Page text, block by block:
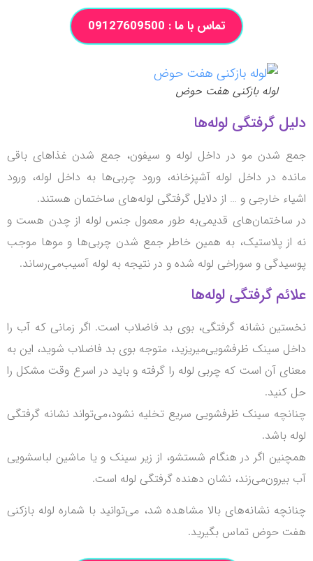
تماس با ما : 09127609500
لوله بازکنی هفت حوض
گرفتگی لوله‌ها
شدن مو در داخل لوله و سیفون، جمع شدن غذاهای باقی
در داخل لوله آشپزخانه، ورود چربی‌ها به داخل لوله، ورود
خارجی و … از دلایل گرفتگی لوله‌های ساختمان هستند.
قدیمی‌به طور معمول جنس لوله از چدن هست و
پلاستیک، به همین خاطر جمع شدن چربی‌ها و موها موجب
و سوراخی لوله شده و در نتیجه به لوله آسیب‌می‌رساند.
گرفتگی لوله‌ها
نشانه گرفتگی، بوی بد فاضلاب است.اگر زمانی که آب را
سینک ظرفشویی‌میریزید، متوجه بوی بد فاضلاب شوید، این به
آن است که چربی لوله را گرفته و باید در اسرع وقت مشکل را
سینک ظرفشویی سریع تخلیه نشود،‌می‌تواند نشانه گرفتگی
باشد.
اگر در هنگام شستشو، از زیر سینک و یا ماشین لباسشویی
نشان دهنده گرفتگی لوله است.
نشانه‌های بالا مشاهده شد، می‌توانید با شماره لوله بازکنی
حوض تماس بگیرید.